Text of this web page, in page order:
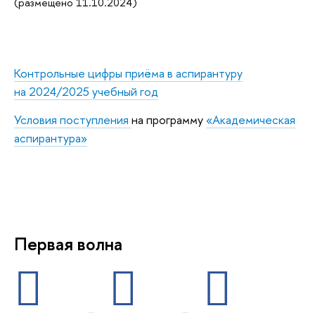
Контрольные цифры приёма в аспирантуру
на 2024/2025 учебный год
Условия поступления на программу «Академическая
аспирантура»
Первая волна